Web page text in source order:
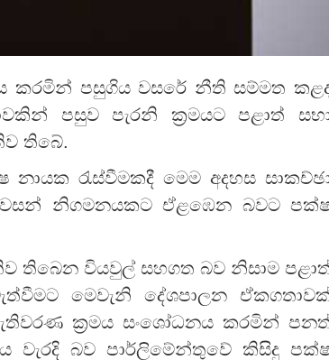
කරමින් පසුගිය වසරේ නීති සම්මත
පසුව පැරනි ක්‍රමයට පළාත්
තිබේ.
රැස්වීමකදී මෙම අදහස
නිගමනයකට ඒළඹෙන බවට
තිබෙන වියවුල් සහගත බව නිසාම
මෙවැනි දේශපාලන
ක්‍රමය සංශෝධනය කරමින්
වැරදි බව පාර්ලිමේන්තුවේ කිසිදු